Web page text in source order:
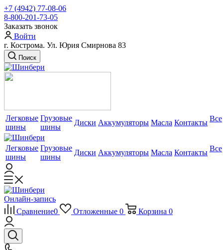
+7 (4942) 77-08-06
8-800-201-73-05
Заказать звонок
Войти
г. Кострома. Ул. Юрия Смирнова 83
Поиск
Легковые
шины
Грузовые
шины
Диски Аккумуляторы Масла Контакты Все
Легковые
шины
Грузовые
шины
Диски Аккумуляторы Масла Контакты Все
Онлайн-запись
Сравнение0 Отложенные 0 Корзина 0